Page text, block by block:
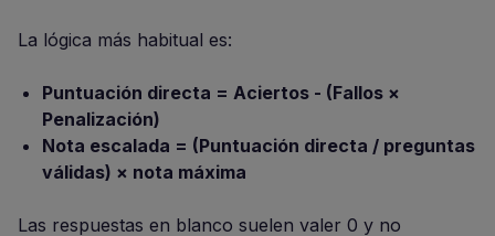
La lógica más habitual es:
Puntuación directa = Aciertos - (Fallos ×
Penalización)
Nota escalada = (Puntuación directa / preguntas
válidas) × nota máxima
Las respuestas en blanco suelen valer 0 y no